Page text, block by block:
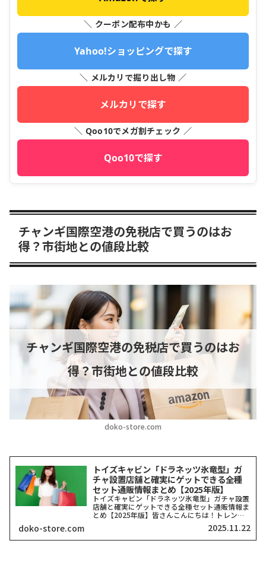
＼ クーポン配布中かも ／
Yahoo!ショッピングで探す
＼ メルカリで掘り出し物 ／
メルカリで探す
＼ Qoo10でメガ割チェック ／
Qoo10で探す
チャンギ国際空港の免税店で買うのはお
得？市街地との値段比較
doko-store.com
チャンギ国際空港の免税店で買うのはお
得？市街地との値段比較
トイズキャビン「ドラネッツ氷竜型」ガ
チャ設置店舗と確実にゲットできる全種
セット通販情報まとめ【2025年版】
トイズキャビン「ドラネッツ氷竜型」ガチャ設置
店舗と確実にゲットできる全種セット通販情報ま
とめ【2025年版】皆さんこんにちは！トレンド
を探求する筆者「どこストア」です！今回ご紹介
するのは、カプセルトイ業界で今、最も注目を集
めていると言っても...
doko-store.com 2025.11.22